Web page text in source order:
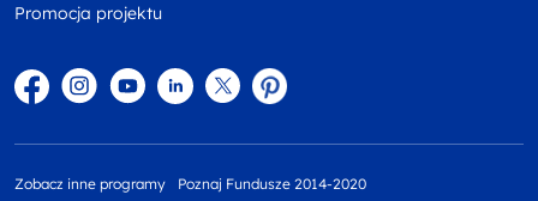
Promocja projektu
FacebookInstagram
YouTubeLinkedintwitterPinterest
Zobacz inne programy Poznaj Fundusze 2014-2020